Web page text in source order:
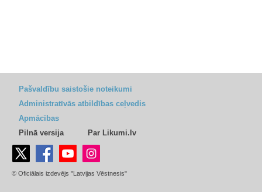
Pašvaldību saistošie noteikumi
Administratīvās atbildības ceļvedis
Apmācības
Pilnā versija
Par Likumi.lv
© Oficiālais izdevējs "Latvijas Vēstnesis"